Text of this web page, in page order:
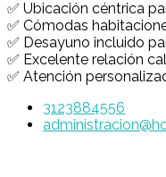
✅ Ubicación céntrica
✅ Cómodas
✅ Desayuno incluido
✅ Excelente relación
✅ Atención
3123884556